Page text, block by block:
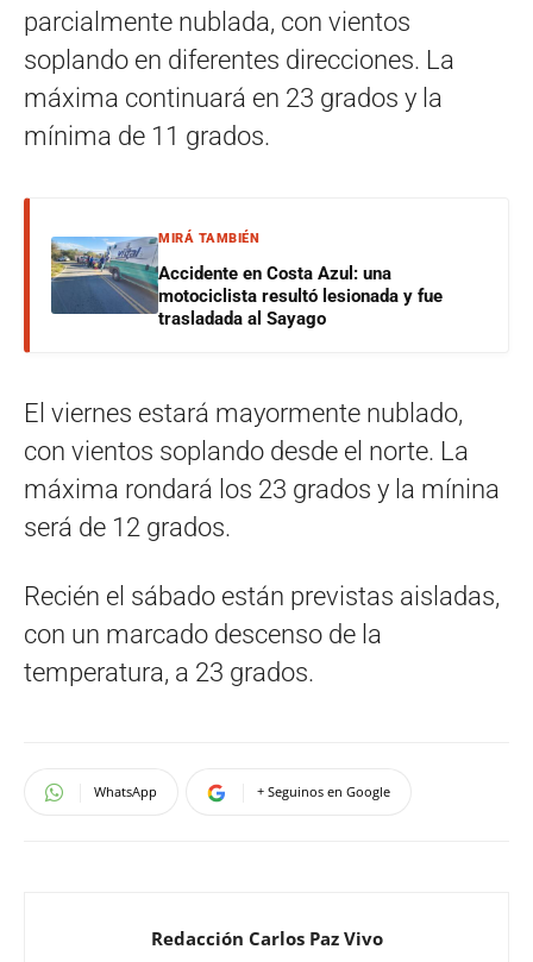
parcialmente nublada, con vientos
soplando en diferentes direcciones. La
máxima continuará en 23 grados y la
mínima de 11 grados.
MIRÁ TAMBIÉN
Accidente en Costa Azul: una
motociclista resultó lesionada y fue
trasladada al Sayago
El viernes estará mayormente nublado,
con vientos soplando desde el norte. La
máxima rondará los 23 grados y la mínina
será de 12 grados.
Recién el sábado están previstas aisladas,
con un marcado descenso de la
temperatura, a 23 grados.
WhatsApp + Seguinos en Google
Redacción Carlos Paz Vivo